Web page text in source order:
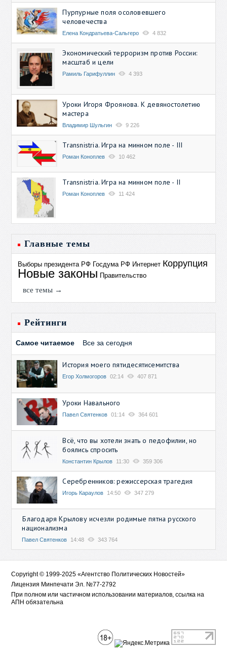
Пурпурные поля осоловевшего
человечества
Елена Кондратьева-Сальгеро 4 832
Экономический терроризм против России:
масштаб и цели
Рамиль Гарифуллин 4 393
Уроки Игоря Фроянова. К девяностолетию
мастера
Владимир Шульгин 9 226
Transnistria. Игра на минном поле - III
Роман Коноплев 10 462
Transnistria. Игра на минном поле - II
Роман Коноплев 11 424
Главные темы
Выборы президента РФ Госдума РФ Интернет Коррупция
Новые законы Правительство
все темы →
Рейтинги
Самое читаемое Все за сегодня
История моего пятидесятисемитства
Егор Холмогоров 02:14 407 871
Уроки Навального
Павел Святенков 01:14 364 601
Всё, что вы хотели знать о педофилии, но
боялись спросить
Константин Крылов 11:30 359 306
Серебренников: режиссерская трагедия
Игорь Караулов 14:50 347 279
Благодаря Крылову исчезли родимые пятна русского
национализма
Павел Святенков 14:48 343 764
Copyright © 1999-2025 «Агентство Политических Новостей»
Лицензия Минпечати Эл. №77-2792
При полном или частичном использовании материалов, ссылка на
АПН обязательна